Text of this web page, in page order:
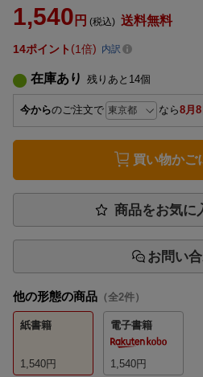
1,540 円 (税込) 送料無料
14ポイント 1倍 内訳
在庫あり 残りあと 14個
今からのご注文で なら8月
買い物かご
商品をお気に
お問い
他の形態の商品 （全2件）
紙書籍
1,540円
電子書籍
1,540円